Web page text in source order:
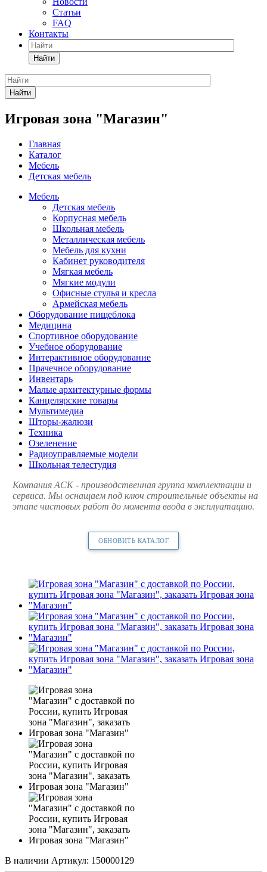
Статьи
FAQ
Контакты
Найти
Найти
Игровая зона "Магазин"
Главная
Каталог
Мебель
Детская мебель
Мебель
Детская мебель
Корпусная мебель
Школьная мебель
Металлическая мебель
Мебель для кухни
Кабинет руководителя
Мягкая мебель
Мягкие модули
Офисные стулья и кресла
Армейская мебель
Оборудование пищеблока
Медицина
Спортивное оборудование
Учебное оборудование
Интерактивное оборудование
Прачечное оборудование
Инвентарь
Малые архитектурные формы
Канцелярские товары
Мультимедиа
Шторы-жалюзи
Техника
Озеленение
Радиоуправляемые модели
Школьная телестудия
Компания АСК - производственная группа комплектации и
сервиса. Мы оснащаем под ключ строительные объекты на
этапе чистовых работ до момента ввода в эксплуатацию.
ОБНОВИТЬ КАТАЛОГ
В наличии Артикул: 150000129